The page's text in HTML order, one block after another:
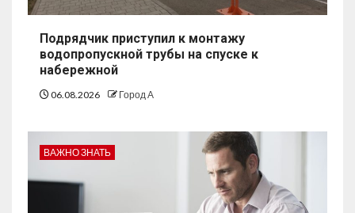
Подрядчик приступил к монтажу
водопропускной трубы на спуске к
набережной
06.08.2026 Город А
ВАЖНО ЗНАТЬ